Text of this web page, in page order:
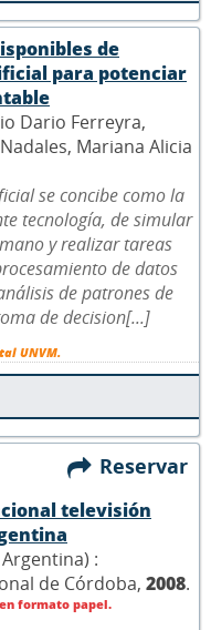
de
para potenciar
Dario Ferreyra,
Mariana Alicia
se concibe como la
tecnología, de simular
y realizar tareas
de datos
de patrones de
de decision[...]
UNVM.
Reservar
televisión
:
de Córdoba, 2008.
formato papel.